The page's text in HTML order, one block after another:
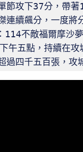
節攻下37分，帶著
連續飆分，一度將
114不敵福爾摩沙
午五點，持續在
過四千五百張，攻